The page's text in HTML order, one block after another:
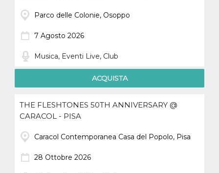
Parco delle Colonie, Osoppo
7 Agosto 2026
Musica, Eventi Live, Club
ACQUISTA
THE FLESHTONES 50TH ANNIVERSARY @
CARACOL - PISA
Caracol Contemporanea Casa del Popolo, Pisa
28 Ottobre 2026